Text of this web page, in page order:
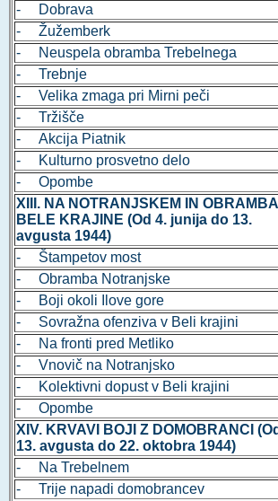
- Dobrava
- Žužemberk
- Neuspela obramba Trebelnega
- Trebnje
- Velika zmaga pri Mirni peči
- Tržišče
- Akcija Piatnik
- Kulturno prosvetno delo
- Opombe
XIII. NA NOTRANJSKEM IN OBRAMBA
BELE KRAJINE (Od 4. junija do 13.
avgusta 1944)
- Štampetov most
- Obramba Notranjske
- Boji okoli Ilove gore
- Sovražna ofenziva v Beli krajini
- Na fronti pred Metliko
- Vnovič na Notranjsko
- Kolektivni dopust v Beli krajini
- Opombe
XIV. KRVAVI BOJI Z DOMOBRANCI (Od
13. avgusta do 22. oktobra 1944)
- Na Trebelnem
- Trije napadi domobrancev